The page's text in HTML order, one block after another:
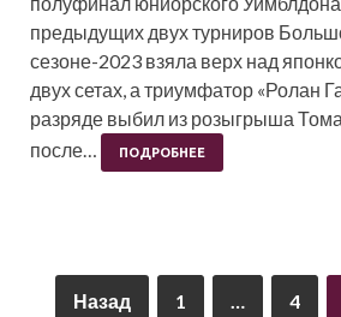
предыдущих двух турниров
сезоне-2023 взяла верх над
двух сетах, а триумфатор «Ролан
разряде выбил из розыгрыша
после…
ПОДРОБНЕЕ
Назад 1 4